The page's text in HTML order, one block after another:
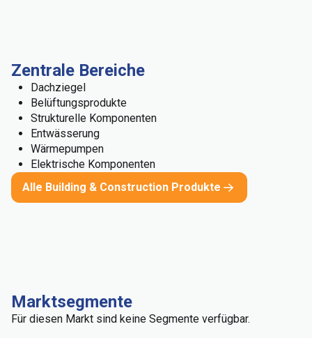
Zentrale Bereiche
Dachziegel
Belüftungsprodukte
Strukturelle Komponenten
Entwässerung
Wärmepumpen
Elektrische Komponenten
Alle Building & Construction Produkte
Marktsegmente
Für diesen Markt sind keine Segmente verfügbar.